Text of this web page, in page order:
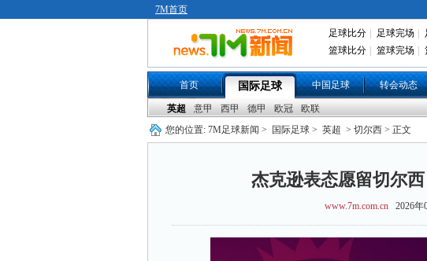
7M首页
足球比分 足球完场
篮球比分
篮球完场
首页 国际足球 中国足球 转会动态
英超 意甲 西甲 德甲 欧冠
欧联
您的位置: 7M足球新闻 > 国际足球 > 英超 > 切尔西 > 正文
杰克逊表态愿留切尔
www.7m.com.cn 2026年